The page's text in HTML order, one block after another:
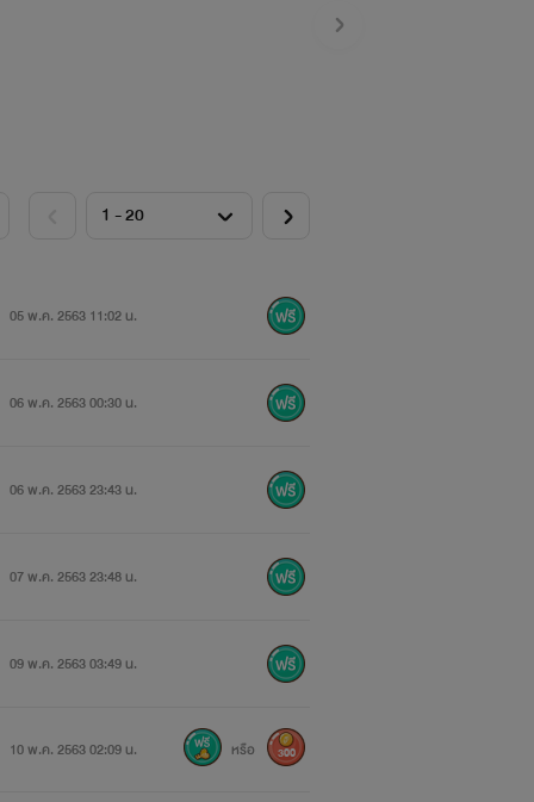
05 พ.ค. 2563 11:02 น.
06 พ.ค. 2563 00:30 น.
06 พ.ค. 2563 23:43 น.
07 พ.ค. 2563 23:48 น.
09 พ.ค. 2563 03:49 น.
10 พ.ค. 2563 02:09 น. หรือ 300